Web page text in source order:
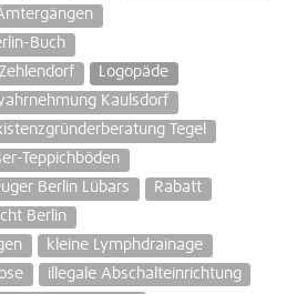
Buch
Logopäde
Kaulsdorf
Tegel
Teppichböden
Berlin Lübars
Rabatt
Berlin
kleine Lymphdrainage
illegale Abschalteinrichtung